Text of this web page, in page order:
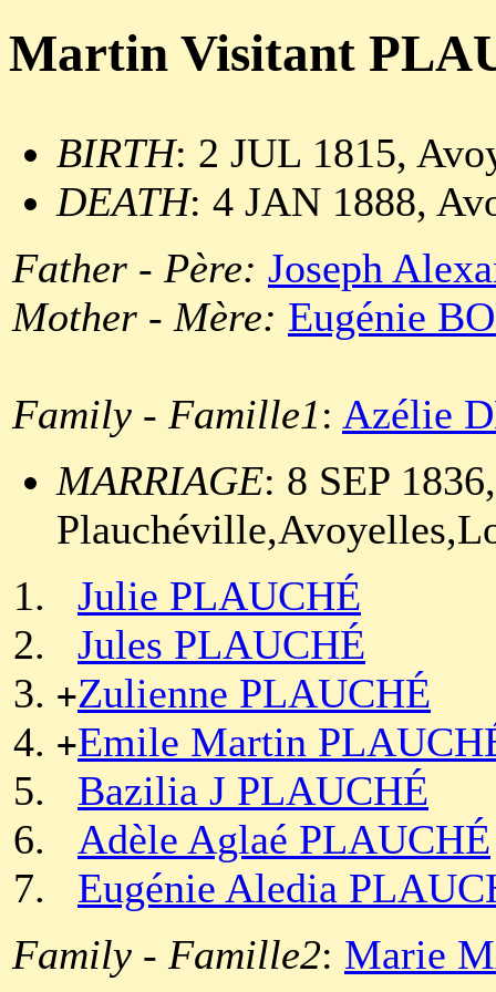
Martin Visitant
BIRTH: 2 JUL 1815,
DEATH: 4 JAN 1888,
Father - Père: Joseph
Mother - Mère: Eugénie
Family - Famille1: Azélie
MARRIAGE: 8 SEP 1836,
Julie PLAUCHÉ
Jules PLAUCHÉ
+Zulienne PLAUCHÉ
+Emile Martin
Bazilia J PLAUCHÉ
Adèle Aglaé PLAUCHÉ
Eugénie Aledia
Family - Famille2: Marie